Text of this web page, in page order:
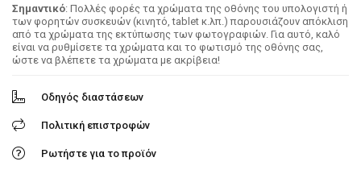
Σημαντικό: Πολλές φορές τα χρώματα της οθόνης του υπολογιστή ή
των φορητών συσκευών (κινητό, tablet κ.λπ.) παρουσιάζουν απόκλιση
από τα χρώματα της εκτύπωσης των φωτογραφιών. Για αυτό, καλό
είναι να ρυθμίσετε τα χρώματα και το φωτισμό της οθόνης σας,
ώστε να βλέπετε τα χρώματα με ακρίβεια!
Οδηγός διαστάσεων
Πολιτική επιστροφών
Ρωτήστε για το προϊόν